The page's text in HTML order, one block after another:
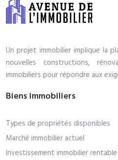
Un projet immobilier implique la
nouvelles constructions,
immobiliers pour répondre aux
Biens immobiliers
Types de propriétés disponibles
Marché immobilier actuel
Investissement immobilier rentable